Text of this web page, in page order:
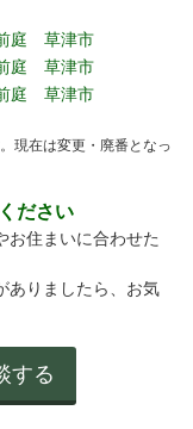
現在は変更・廃番となっ
ださい
お住まいに合わせた
ありましたら、お気